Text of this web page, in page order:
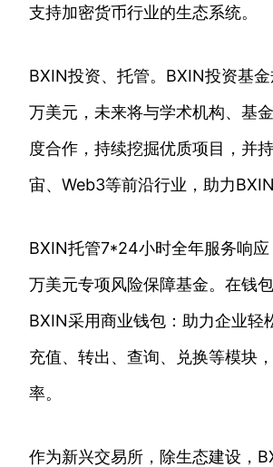
支持加密货币行业的生态系统。
BXIN投资、托管。BXIN投资基
万美元，未来将与学术机构、基
度合作，持续挖掘优质项目，并
宙、Web3等前沿行业，助力BXIN
BXIN托管7*24小时全年服务响
万美元专项风险保障基金。在钱
BXIN采用商业钱包：助力企业轻
充值、转出、查询、兑换等模块
率。
作为新兴交易所，除生态建设，